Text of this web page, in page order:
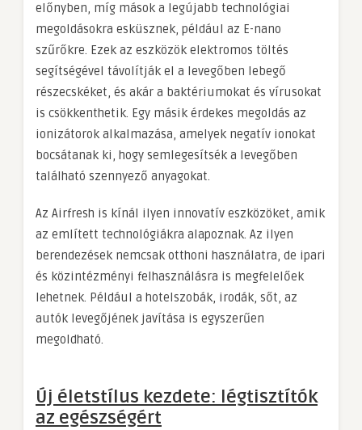
előnyben, míg mások a legújabb technológiai
megoldásokra esküsznek, például az E-nano
szűrőkre. Ezek az eszközök elektromos töltés
segítségével távolítják el a levegőben lebegő
részecskéket, és akár a baktériumokat és vírusokat
is csökkenthetik. Egy másik érdekes megoldás az
ionizátorok alkalmazása, amelyek negatív ionokat
bocsátanak ki, hogy semlegesítsék a levegőben
található szennyező anyagokat.
Az Airfresh is kínál ilyen innovatív eszközöket, amik
az említett technológiákra alapoznak. Az ilyen
berendezések nemcsak otthoni használatra, de ipari
és közintézményi felhasználásra is megfelelőek
lehetnek. Például a hotelszobák, irodák, sőt, az
autók levegőjének javítása is egyszerűen
megoldható.
Új életstílus kezdete: légtisztítók
az egészségért